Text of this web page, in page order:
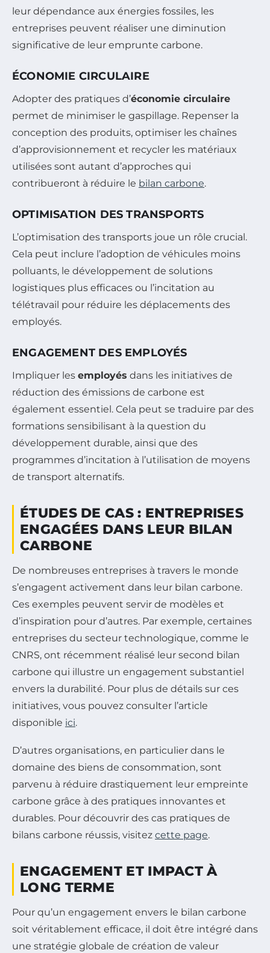
leur dépendance aux énergies fossiles, les
entreprises peuvent réaliser une diminution
significative de leur emprunte carbone.
ÉCONOMIE CIRCULAIRE
Adopter des pratiques d’économie circulaire
permet de minimiser le gaspillage. Repenser la
conception des produits, optimiser les chaînes
d’approvisionnement et recycler les matériaux
utilisées sont autant d’approches qui
contribueront à réduire le bilan carbone.
OPTIMISATION DES TRANSPORTS
L’optimisation des transports joue un rôle crucial.
Cela peut inclure l’adoption de véhicules moins
polluants, le développement de solutions
logistiques plus efficaces ou l’incitation au
télétravail pour réduire les déplacements des
employés.
ENGAGEMENT DES EMPLOYÉS
Impliquer les employés dans les initiatives de
réduction des émissions de carbone est
également essentiel. Cela peut se traduire par des
formations sensibilisant à la question du
développement durable, ainsi que des
programmes d’incitation à l’utilisation de moyens
de transport alternatifs.
ÉTUDES DE CAS : ENTREPRISES
ENGAGÉES DANS LEUR BILAN
CARBONE
De nombreuses entreprises à travers le monde
s’engagent activement dans leur bilan carbone.
Ces exemples peuvent servir de modèles et
d’inspiration pour d’autres. Par exemple, certaines
entreprises du secteur technologique, comme le
CNRS, ont récemment réalisé leur second bilan
carbone qui illustre un engagement substantiel
envers la durabilité. Pour plus de détails sur ces
initiatives, vous pouvez consulter l’article
disponible ici.
D’autres organisations, en particulier dans le
domaine des biens de consommation, sont
parvenu à réduire drastiquement leur empreinte
carbone grâce à des pratiques innovantes et
durables. Pour découvrir des cas pratiques de
bilans carbone réussis, visitez cette page.
ENGAGEMENT ET IMPACT À
LONG TERME
Pour qu’un engagement envers le bilan carbone
soit véritablement efficace, il doit être intégré dans
une stratégie globale de création de valeur